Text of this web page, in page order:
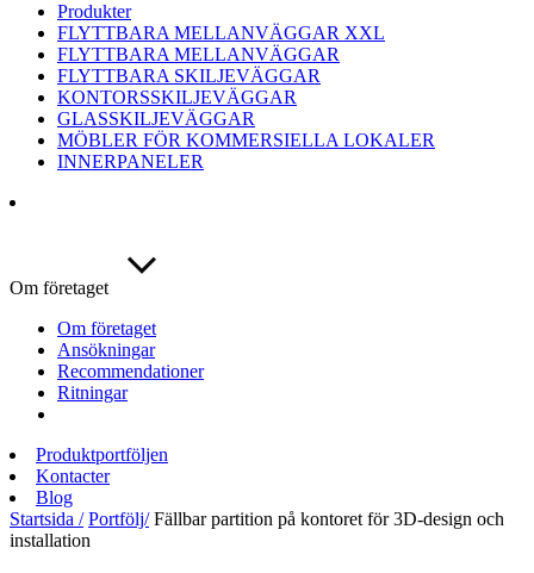
Produkter
FLYTTBARA MELLANVÄGGAR XXL
FLYTTBARA MELLANVÄGGAR
FLYTTBARA SKILJEVÄGGAR
KONTORSSKILJEVÄGGAR
GLASSKILJEVÄGGAR
MÖBLER FÖR KOMMERSIELLA LOKALER
INNERPANELER
Om företaget
Om företaget
Ansökningar
Recommendationer
Ritningar
Produktportföljen
Kontacter
Blog
Startsida / Portfölj/ Fällbar partition på kontoret för 3D-design och
installation